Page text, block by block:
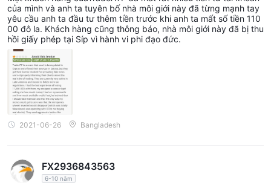
loạt các tài sản có thể giao dịch, bao gồm ngoại hối, CFD trên
cổ phiếu, chỉ số, hàng hóa và tiền điện tử.
Chênh lệch cạnh tranh: TradeATF cung cấp chênh lệch cạnh
tranh trên các tài sản có thể giao dịch.
Các nền tảng giao dịch thân thiện với người dùng: TradeATF
cung cấp các nền tảng giao dịch thân thiện với người dùng, bao
gồm MT4, MetaTrader WebTrader và ứng dụng giao dịch di
động.
Nhược điểm của TradeATF
Quản lý hạn chế: TradeATF không được quy định bởi bất kỳ cơ
của mình và anh ta tuyên bố nhà môi giới này đã từng mạnh tay
yêu cầu anh ta đầu tư thêm tiền trước khi anh ta mất số tiền 110
00 đô la. Khách hàng cũng thông báo, nhà môi giới này đã bị thu
hồi giấy phép tại Síp vì hành vi phi đạo đức.
2021-06-26 Bangladesh
FX2936843563
6-10 năm